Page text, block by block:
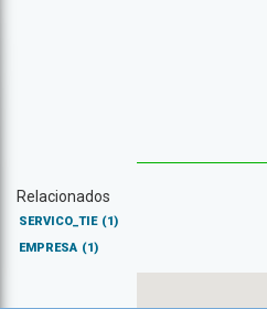
Relacionados
SERVICO_TIE (1)
EMPRESA (1)